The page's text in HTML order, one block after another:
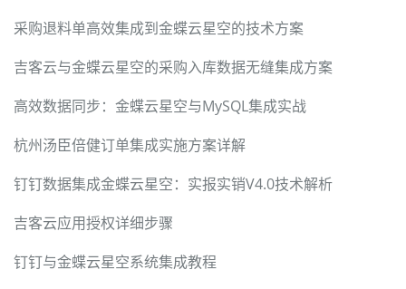
采购退料单高效集成到金蝶云星空的技术方案
吉客云与金蝶云星空的采购入库数据无缝集成方案
高效数据同步：金蝶云星空与MySQL集成实战
杭州汤臣倍健订单集成实施方案详解
钉钉数据集成金蝶云星空：实报实销V4.0技术解析
吉客云应用授权详细步骤
钉钉与金蝶云星空系统集成教程